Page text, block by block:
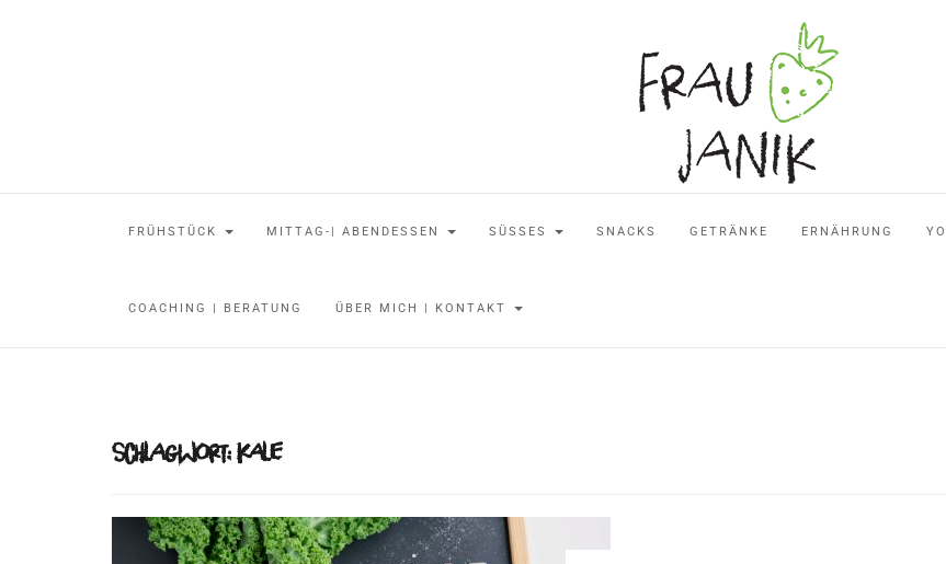
FRÜHSTÜCK MITTAG-| ABENDESSEN SÜSSES SNACKS GETRÄNKE ERNÄHRUNG
COACHING | BERATUNG ÜBER MICH | KONTAKT
Schlagwort:Kale